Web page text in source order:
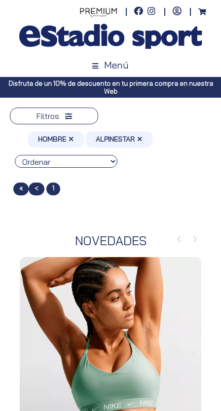
Menú
Disfruta de un 10% de descuento en tu primera compra en nuestra
Web
Filtros
HOMBRE ✕ ALPINESTAR ✕
« < 1
NOVEDADES